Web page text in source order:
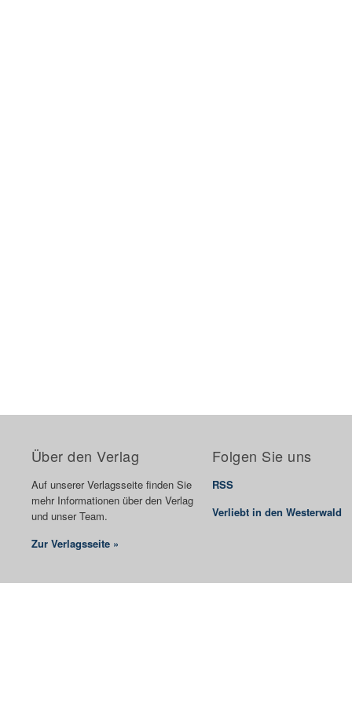
Über den Verlag
Auf unserer Verlagsseite finden Sie
mehr Informationen über den Verlag
und unser Team.
Zur Verlagsseite »
Folgen Sie uns
RSS
Verliebt in den Westerwald